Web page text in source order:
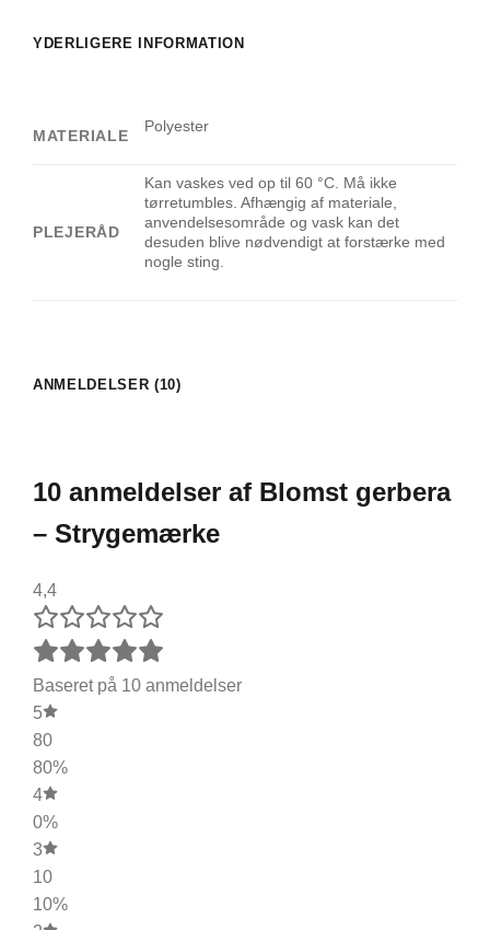
YDERLIGERE INFORMATION
MATERIALE
Polyester
PLEJERÅD
Kan vaskes ved op til 60 °C. Må ikke
tørretumbles. Afhængig af materiale,
anvendelsesområde og vask kan det
desuden blive nødvendigt at forstærke med
nogle sting.
ANMELDELSER (10)
10 anmeldelser af Blomst gerbera
– Strygemærke
4,4
Baseret på 10 anmeldelser
5
80
80%
4
0%
3
10
10%